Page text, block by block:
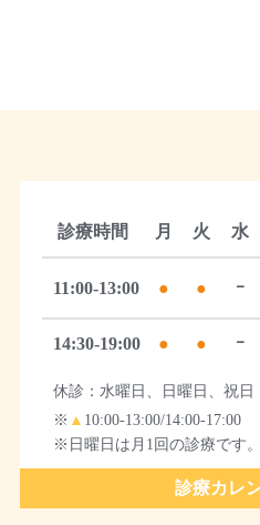
診療時間 月 火 水
11:00-13:00 ● ● ｰ
14:30-19:00 ● ● ｰ
休診：水曜日、日曜日、祝日
※ ▲ 10:00-13:00/14:00-17:00
※日曜日は月1回の診療です
診療カレ